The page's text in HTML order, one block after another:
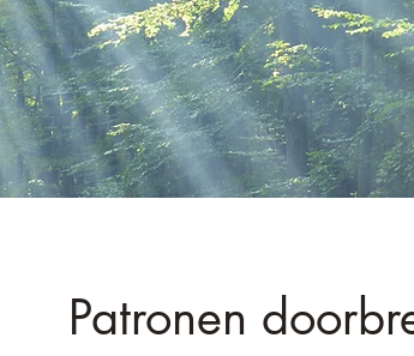
Patronen